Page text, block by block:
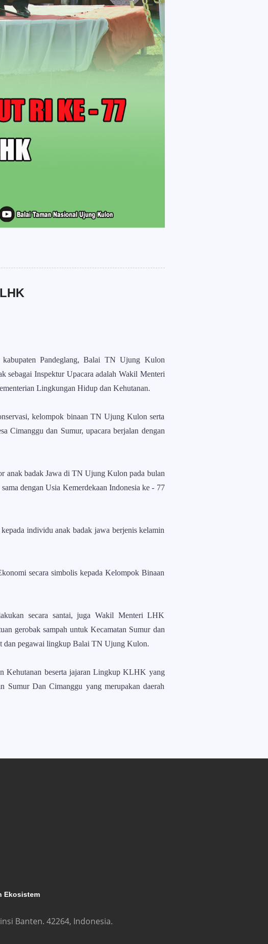
Pandeglang, Balai TN Ujung Kulon
sebagai Inspektur Upacara adalah Wakil Menteri
Lingkungan Hidup dan Kehutanan.
kelompok binaan TN Ujung Kulon serta
Cimanggu dan Sumur, upacara berjalan dengan
anak badak Jawa di TN Ujung Kulon pada bulan
dengan Usia Kemerdekaan Indonesia ke - 77
individu anak badak jawa berjenis kelamin
secara simbolis kepada Kelompok Binaan
secara santai, juga Wakil Menteri LHK
gerobak sampah untuk Kecamatan Sumur dan
dan pegawai lingkup Balai TN Ujung Kulon.
Kehutanan beserta jajaran Lingkup KLHK yang
Sumur Dan Cimanggu yang merupakan daerah
Ekosistem
Banten. 42264, Indonesia.